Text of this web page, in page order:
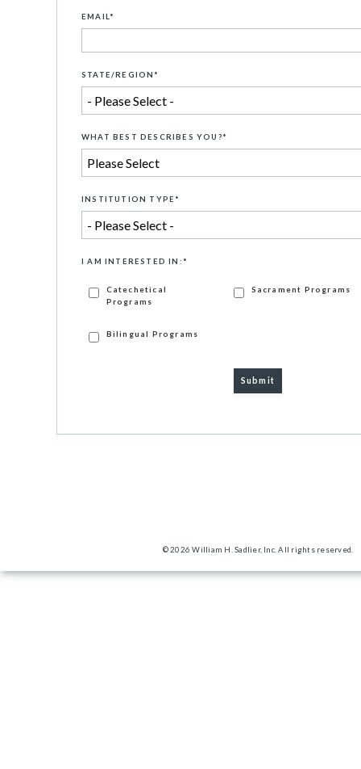
EMAIL *
STATE/REGION*
WHAT BEST DESCRIBES YOU?*
INSTITUTION TYPE*
I AM INTERESTED IN:*
Catechetical
Programs
Sacrament Programs
Bilingual Programs
© 2026 William H. Sadlier, Inc. All rights reserved.